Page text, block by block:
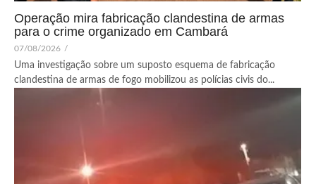
Operação mira fabricação clandestina de armas
para o crime organizado em Cambará
07/08/2026 /
Uma investigação sobre um suposto esquema de fabricação
clandestina de armas de fogo mobilizou as polícias civis do...